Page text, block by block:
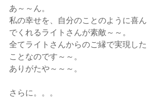
あ～～ん。
私の幸せを、自分のことのように喜ん
でくれるライトさんが素敵～～。
全てライトさんからのご縁で実現した
ことなのです～～。
ありがたや～～～。
さらに。。。